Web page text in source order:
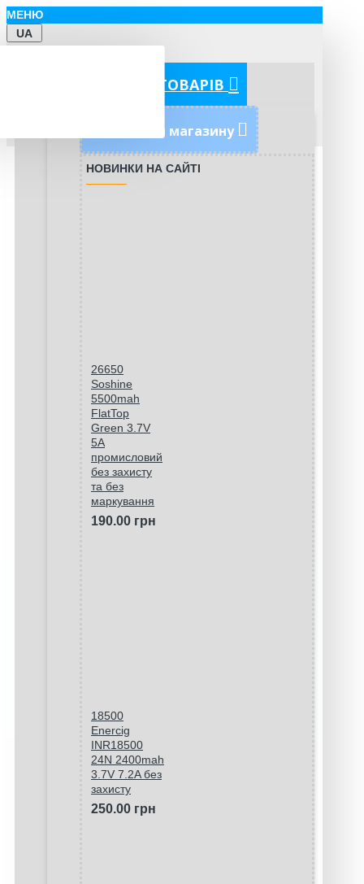
МЕНЮ
UA
КАТЕГОРІЇ ТОВАРІВ
Новинки магазину
НОВИНКИ НА САЙТІ
26650
Soshine
5500mah
FlatTop
Green 3.7V
5A
промисловий
без захисту
та без
маркування
190.00 грн
18500
Enercig
INR18500
24N 2400mah
3.7V 7.2A без
захисту
250.00 грн